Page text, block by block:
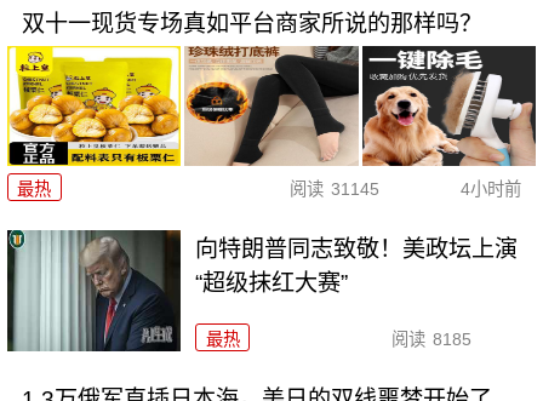
双十一现货专场真如平台商家所说的那样吗？
最热 阅读 31145 4小时前
向特朗普同志致敬！美政坛上演
“超级抹红大赛”
最热 阅读 8185